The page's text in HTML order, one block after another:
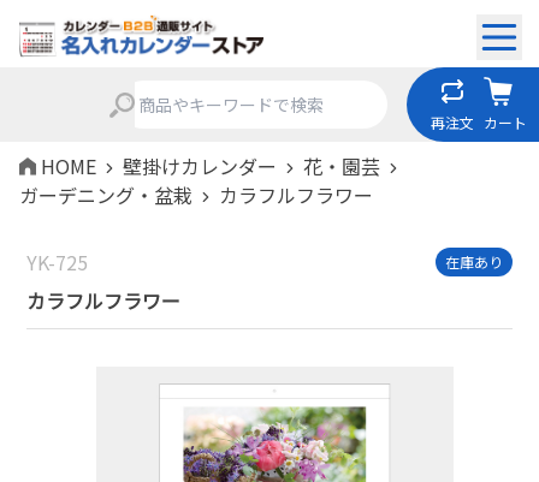
再注文 カート
HOME 壁掛けカレンダー
花・園芸
ガーデニング・盆栽
カラフルフラワー
YK-725 在庫あり
カラフルフラワー